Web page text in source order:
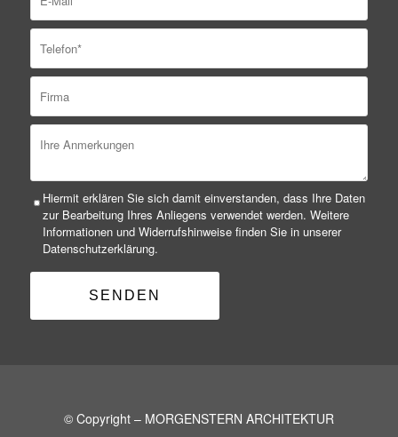
Hiermit erklären Sie sich damit einverstanden, dass Ihre Daten
zur Bearbeitung Ihres Anliegens verwendet werden. Weitere
Informationen und Widerrufshinweise finden Sie in unserer
Datenschutzerklärung.
© Copyright – MORGENSTERN ARCHITEKTUR